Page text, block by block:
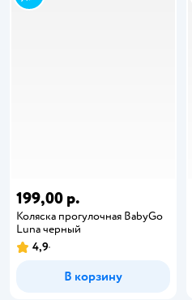
199,00 р.
Коляска прогулочная BabyGo
Luna черный
4,9
В корзину